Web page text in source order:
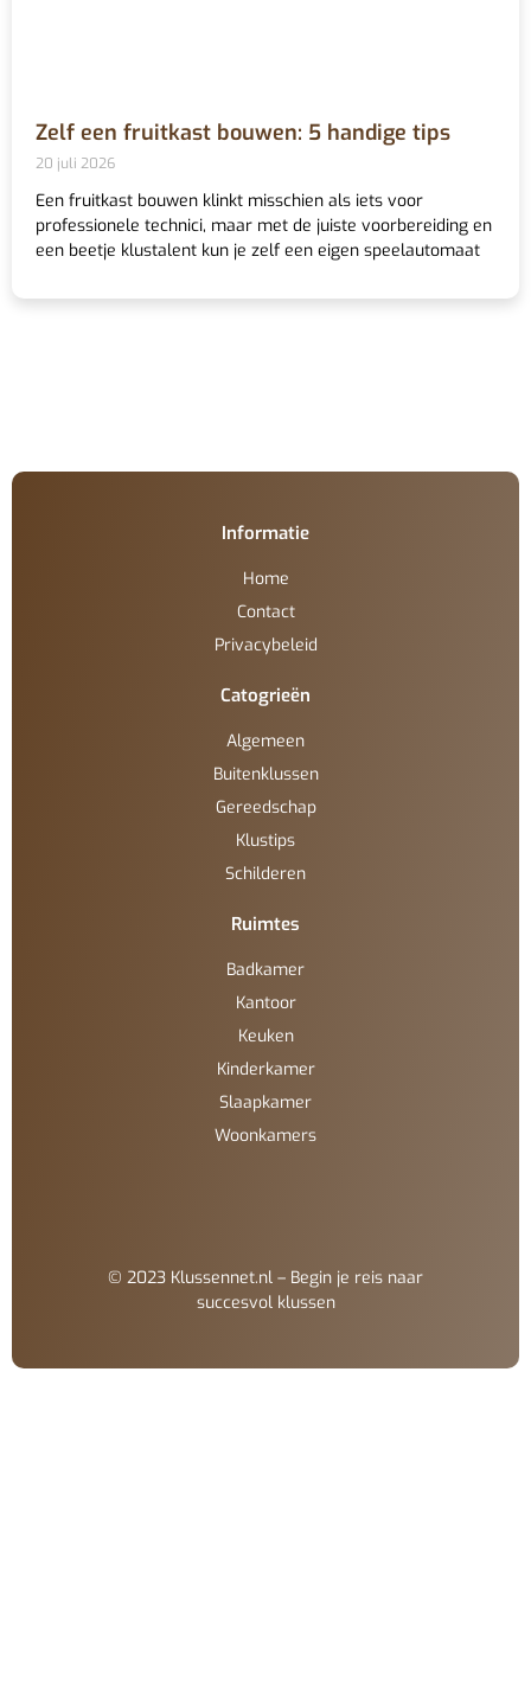
Zelf een fruitkast bouwen: 5 handige tips
20 juli 2026
Een fruitkast bouwen klinkt misschien als iets voor
professionele technici, maar met de juiste voorbereiding en
een beetje klustalent kun je zelf een eigen speelautomaat
Informatie
Home
Contact
Privacybeleid
Catogrieën
Algemeen
Buitenklussen
Gereedschap
Klustips
Schilderen
Ruimtes
Badkamer
Kantoor
Keuken
Kinderkamer
Slaapkamer
Woonkamers
© 2023 Klussennet.nl – Begin je reis naar
succesvol klussen